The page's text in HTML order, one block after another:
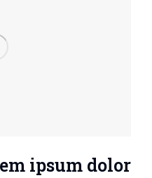
ipsum dolor